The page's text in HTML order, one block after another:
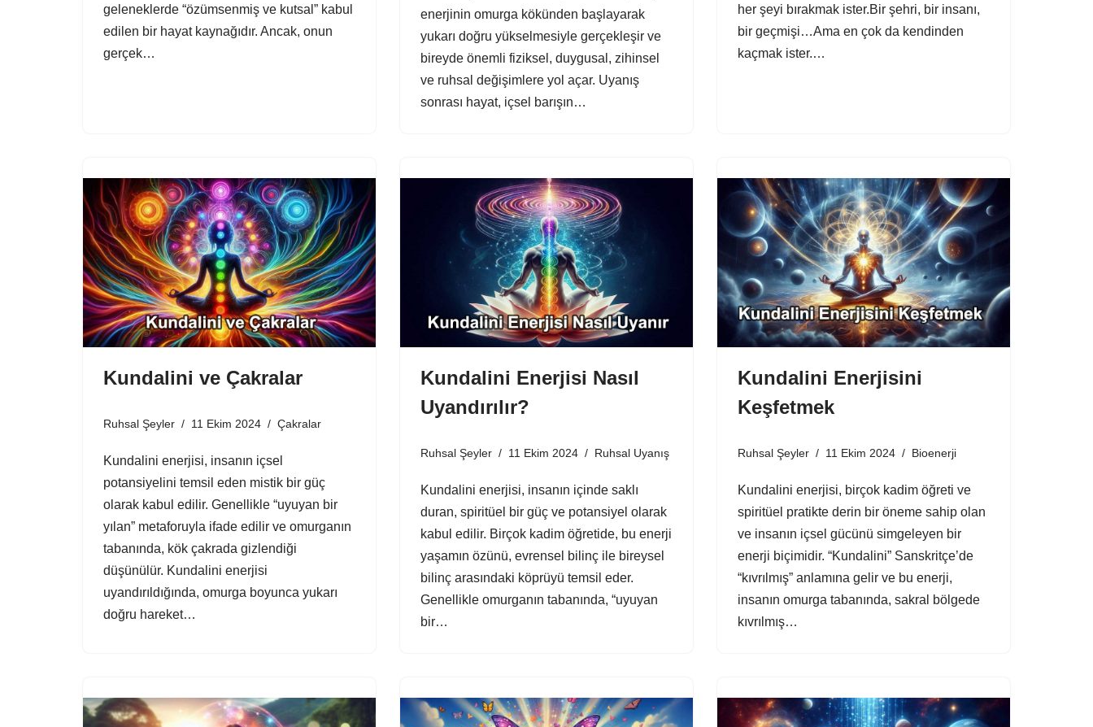
geleneklerde “özümsenmiş ve kutsal” kabul
edilen bir hayat kaynağıdır. Ancak, onun
gerçek…
enerjinin omurga kökünden başlayarak
yukarı doğru yükselmesiyle gerçekleşir ve
bireyde önemli fiziksel, duygusal, zihinsel
ve ruhsal değişimlere yol açar. Uyanış
sonrası hayat, içsel barışın…
her şeyi bırakmak ister.Bir şehri, bir insanı,
bir geçmişi…Ama en çok da kendinden
kaçmak ister.…
Kundalini ve Çakralar
Ruhsal Şeyler 11 Ekim 2024 Çakralar
Kundalini enerjisi, insanın içsel
potansiyelini temsil eden mistik bir güç
olarak kabul edilir. Genellikle “uyuyan bir
yılan” metaforuyla ifade edilir ve omurganın
tabanında, kök çakrada gizlendiği
düşünülür. Kundalini enerjisi
uyandırıldığında, omurga boyunca yukarı
doğru hareket…
Kundalini Enerjisi Nasıl
Uyandırılır?
Ruhsal Şeyler 11 Ekim 2024 Ruhsal Uyanış
Kundalini enerjisi, insanın içinde saklı
duran, spiritüel bir güç ve potansiyel olarak
kabul edilir. Birçok kadim öğretide, bu enerji
yaşamın özünü, evrensel bilinç ile bireysel
bilinç arasındaki köprüyü temsil eder.
Genellikle omurganın tabanında, “uyuyan
bir…
Kundalini Enerjisini
Keşfetmek
Ruhsal Şeyler 11 Ekim 2024 Bioenerji
Kundalini enerjisi, birçok kadim öğreti ve
spiritüel pratikte derin bir öneme sahip olan
ve insanın içsel gücünü simgeleyen bir
enerji biçimidir. “Kundalini” Sanskritçe’de
“kıvrılmış” anlamına gelir ve bu enerji,
insanın omurga tabanında, sakral bölgede
kıvrılmış…